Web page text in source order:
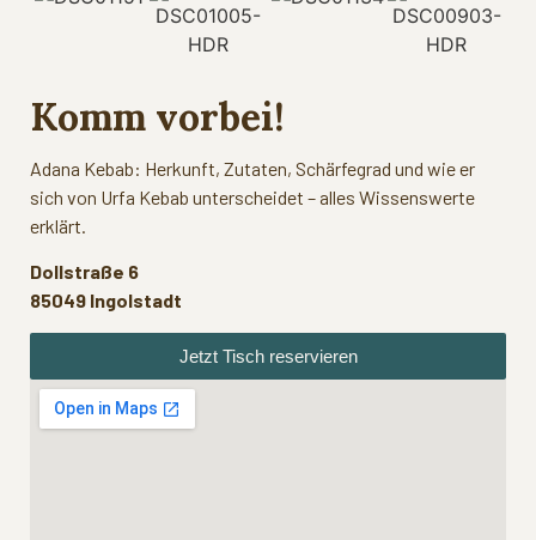
Komm vorbei!
Adana Kebab: Herkunft, Zutaten, Schärfegrad und wie er
sich von Urfa Kebab unterscheidet – alles Wissenswerte
erklärt.
Dollstraße 6
85049 Ingolstadt
Jetzt Tisch reservieren